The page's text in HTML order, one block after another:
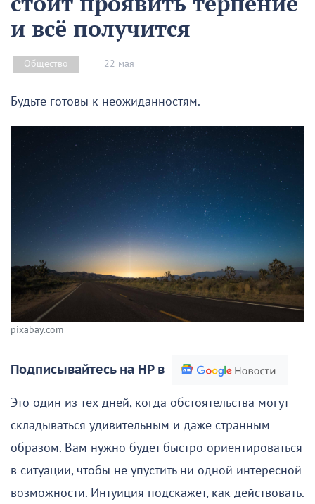
и всё получится
Общество 22 мая
Будьте готовы к неожиданностям.
pixabay.com
Подписывайтесь на НР в
Это один из тех дней, когда обстоятельства могут
складываться удивительным и даже странным
образом. Вам нужно будет быстро ориентироваться
в ситуации, чтобы не упустить ни одной интересной
возможности. Интуиция подскажет, как действовать.